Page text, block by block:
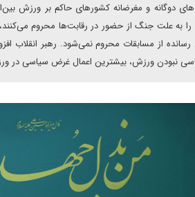
دوگانه و مغرضانه کشورهای حاکم بر ورزش
از مسابقات محروم نمی‌شود. رهبر انقلاب
نبودن ورزش، بیشترین اعمال غرض سیاسی در